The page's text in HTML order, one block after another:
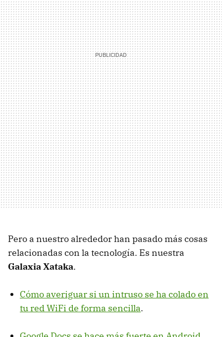
Pero a nuestro alrededor han pasado más cosas
relacionadas con la tecnología. Es nuestra
Galaxia Xataka.
Cómo averiguar si un intruso se ha colado en
tu red WiFi de forma sencilla.